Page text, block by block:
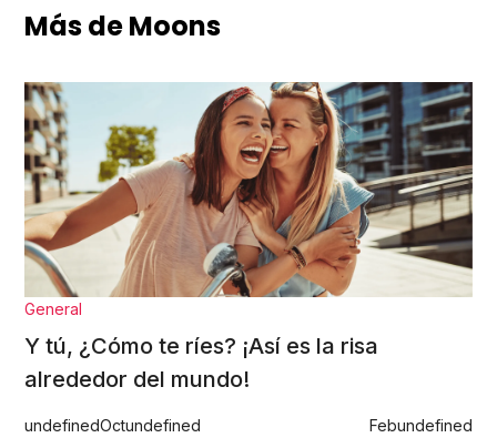
Más de Moons
General
Y tú, ¿Cómo te ríes? ¡Así es la risa
alrededor del mundo!
undefinedOctundefined Febundefined